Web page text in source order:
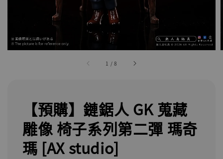
1 /8
【預購】鏈鋸人 GK 蒐藏
雕像 椅子系列第二彈 瑪奇
瑪 [AX studio]